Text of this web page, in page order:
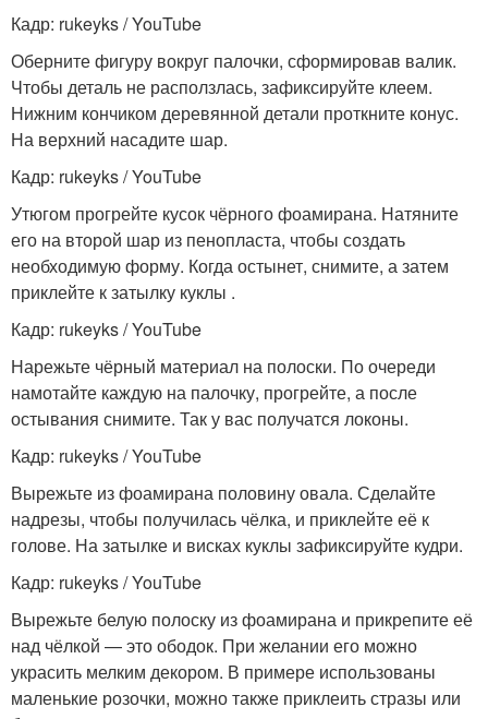
Кадр: rukeyks / YouTube
Оберните фигуру вокруг палочки, сформировав валик.
Чтобы деталь не расползлась, зафиксируйте клеем.
Нижним кончиком деревянной детали проткните конус.
На верхний насадите шар.
Кадр: rukeyks / YouTube
Утюгом прогрейте кусок чёрного фоамирана. Натяните
его на второй шар из пенопласта, чтобы создать
необходимую форму. Когда остынет, снимите, а затем
приклейте к затылку куклы .
Кадр: rukeyks / YouTube
Нарежьте чёрный материал на полоски. По очереди
намотайте каждую на палочку, прогрейте, а после
остывания снимите. Так у вас получатся локоны.
Кадр: rukeyks / YouTube
Вырежьте из фоамирана половину овала. Сделайте
надрезы, чтобы получилась чёлка, и приклейте её к
голове. На затылке и висках куклы зафиксируйте кудри.
Кадр: rukeyks / YouTube
Вырежьте белую полоску из фоамирана и прикрепите её
над чёлкой — это ободок. При желании его можно
украсить мелким декором. В примере использованы
маленькие розочки, можно также приклеить стразы или